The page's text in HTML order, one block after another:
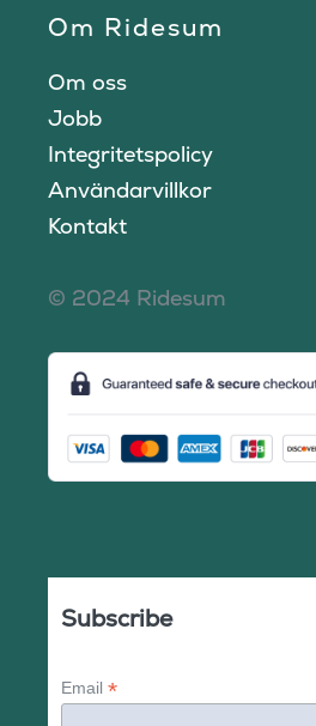
Om Ridesum
Om oss
Jobb
Integritetspolicy
Användarvillkor
Kontakt
© 2024 Ridesum
Subscribe
Email*